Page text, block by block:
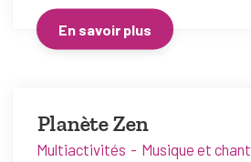
En savoir plus
Planète Zen
Multiactivités
Musique et chant